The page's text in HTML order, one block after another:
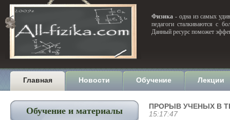
Физика - одна из самых
педагоги сталкиваются с
Данный ресурс поможет
Главная Новости Обучение Лекции
Обучение и материалы
ПРОРЫВ УЧЕНЫХ В
15:17:47